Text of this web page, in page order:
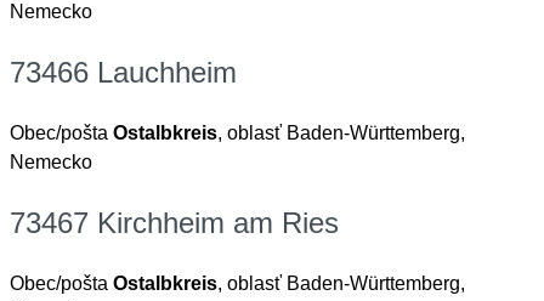
Nemecko
73466 Lauchheim
Obec/pošta Ostalbkreis, oblasť Baden-Württemberg,
Nemecko
73467 Kirchheim am Ries
Obec/pošta Ostalbkreis, oblasť Baden-Württemberg,